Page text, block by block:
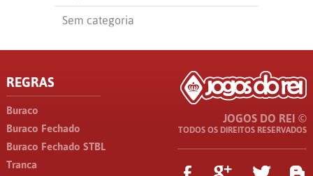
Sem categoria
REGRAS
Buraco
Buraco Fechado
Buraco Fechado STBL
Tranca
JOGOS DO REI ©
TODOS OS DIREITOS RESERVADOS